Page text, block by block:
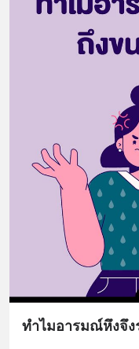
ทำไมอารมณ์หึงจึง